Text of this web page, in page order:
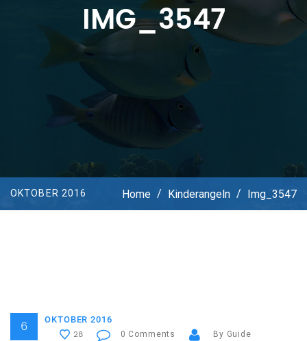
IMG_3547
OKTOBER 2016 Home / Kinderangeln / Img_3547
6 OKTOBER 2016
28 0 Comments By Guide